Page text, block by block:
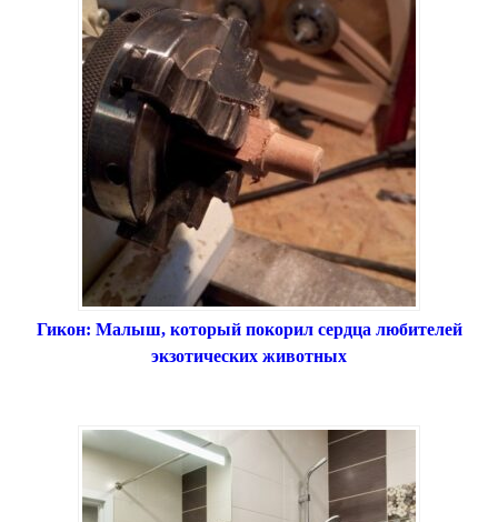
Гикон: Малыш, который покорил сердца любителей
экзотических животных